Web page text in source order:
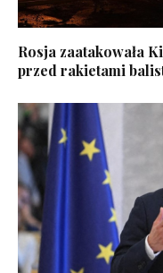
Rosja zaatakowała
przed rakietami